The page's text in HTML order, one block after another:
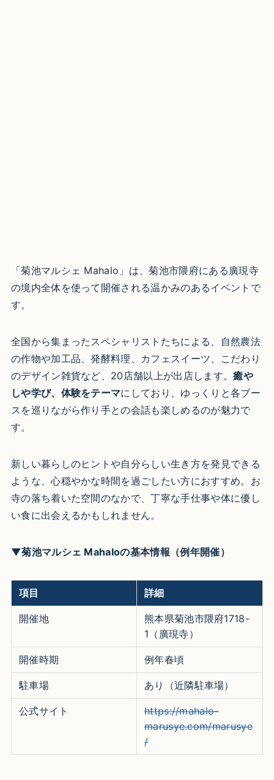
「菊池マルシェ Mahalo」は、菊池市隈府にある廣現寺
の境内全体を使って開催される温かみのあるイベントで
す。
全国から集まったスペシャリストたちによる、自然農法
の作物や加工品、発酵料理、カフェスイーツ、こだわり
のデザイン雑貨など、20店舗以上が出店します。癒や
しや学び、体験をテーマにしており、ゆっくりと各ブー
スを巡りながら作り手との会話も楽しめるのが魅力で
す。
新しい暮らしのヒントや自分らしい生き方を発見できる
ような、心穏やかな時間を過ごしたい方におすすめ。お
寺の落ち着いた空間のなかで、丁寧な手仕事や体に優し
い食に出会えるかもしれません。
▼菊池マルシェ Mahaloの基本情報（例年開催）
項目 詳細
開催地
熊本県菊池市隈府1718-
1（廣現寺）
開催時期 例年春頃
駐車場 あり（近隣駐車場）
公式サイト
https://mahalo-
marusye.com/marusye
/